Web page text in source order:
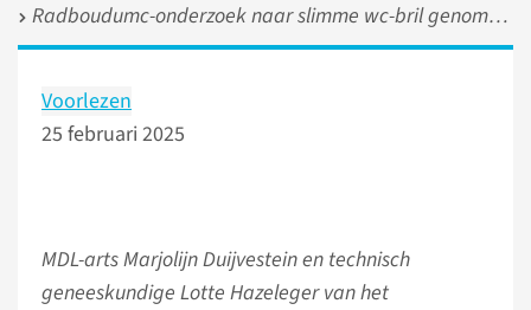
Radboudumc-onderzoek naar slimme wc-bril genomineerd voor Klokhuis Wetenschapsprijs
Voorlezen
25 februari 2025
MDL-arts Marjolijn Duijvestein en technisch
geneeskundige Lotte Hazeleger van het